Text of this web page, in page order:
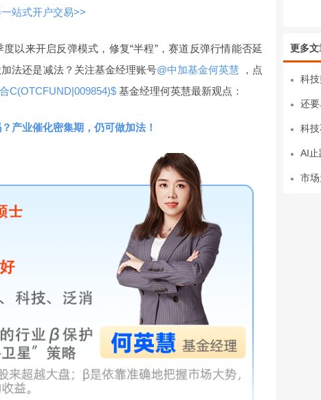
站式开户交易>>
以来开启反弹模式，修复“半程”，赛道反弹行情能否延
法还是减法？关注基金经理账号@中加基金何英慧 ，点
C(OTCFUND|009854)$ 基金经理何英慧最新观点：
产业催化密集期，仍可做加法！
更多文
科
还
AI止
市场